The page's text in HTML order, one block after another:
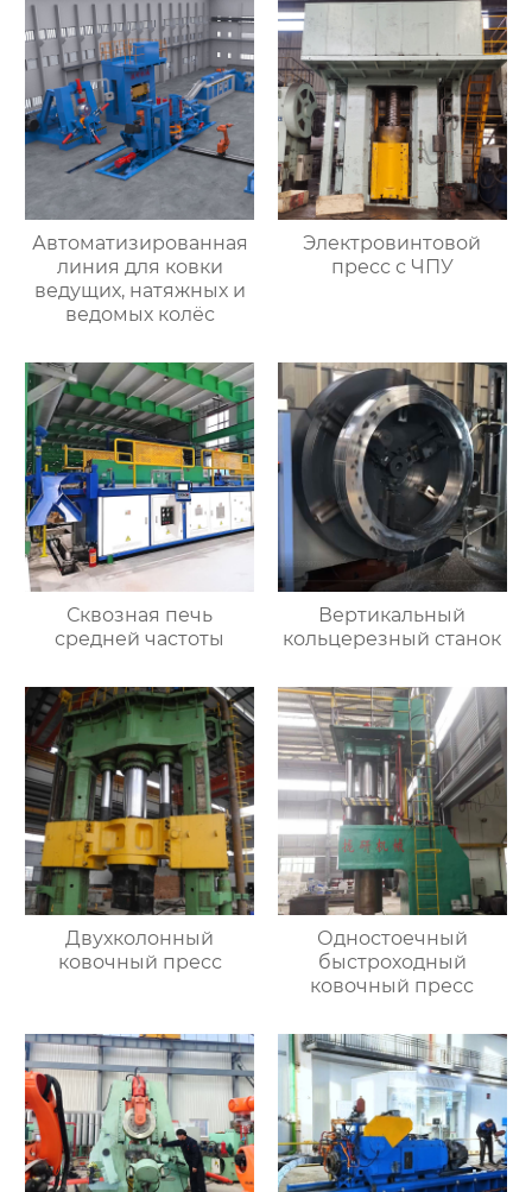
Автоматизированная
линия для ковки
ведущих, натяжных и
ведомых колёс
Электровинтовой
пресс с ЧПУ
Сквозная печь
средней частоты
Вертикальный
кольцерезный станок
Двухколонный
ковочный пресс
Одностоечный
быстроходный
ковочный пресс